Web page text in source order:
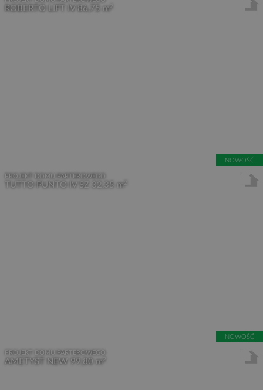
ROBERTO LIFT IV 86,75 m 2
NOWOŚĆ
PROJEKT DOMU PARTEROWEGO
TUTTO PUNTO IV SZ 32,35 m 2
NOWOŚĆ
PROJEKT DOMU PARTEROWEGO
AMETYST NEW 99,80 m 2